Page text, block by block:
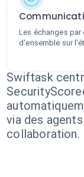
Les échanges par
d'ensemble sur
Swiftask
via des
collaboration.